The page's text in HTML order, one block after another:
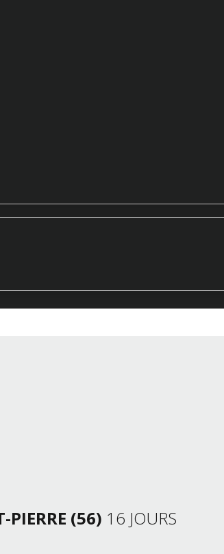
PIERRE (56) 16 JOURS